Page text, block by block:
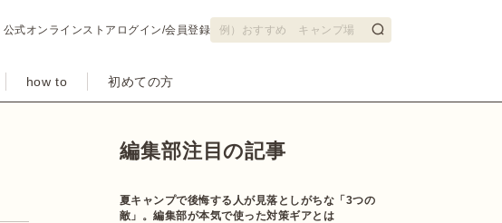
公式オンラインストア ログイン/会員登録
how to 初めての方
編集部注目の記事
夏キャンプで後悔する人が見落としがちな「3つの
敵」。編集部が本気で使った対策ギアとは